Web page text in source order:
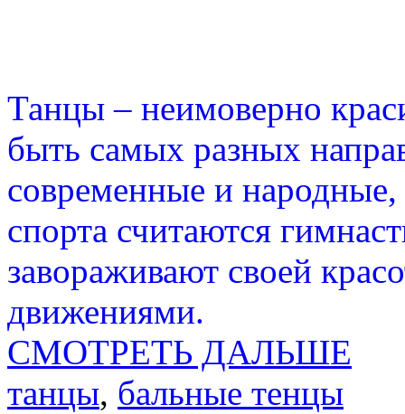
Танцы – неимоверно
быть самых разных
современные и
спорта считаются
завораживают своей
движениями.
СМОТРЕТЬ ДАЛЬШЕ
танцы, бальные тенцы